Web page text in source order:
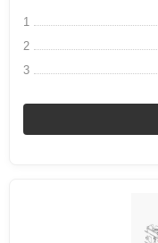
1
2
3